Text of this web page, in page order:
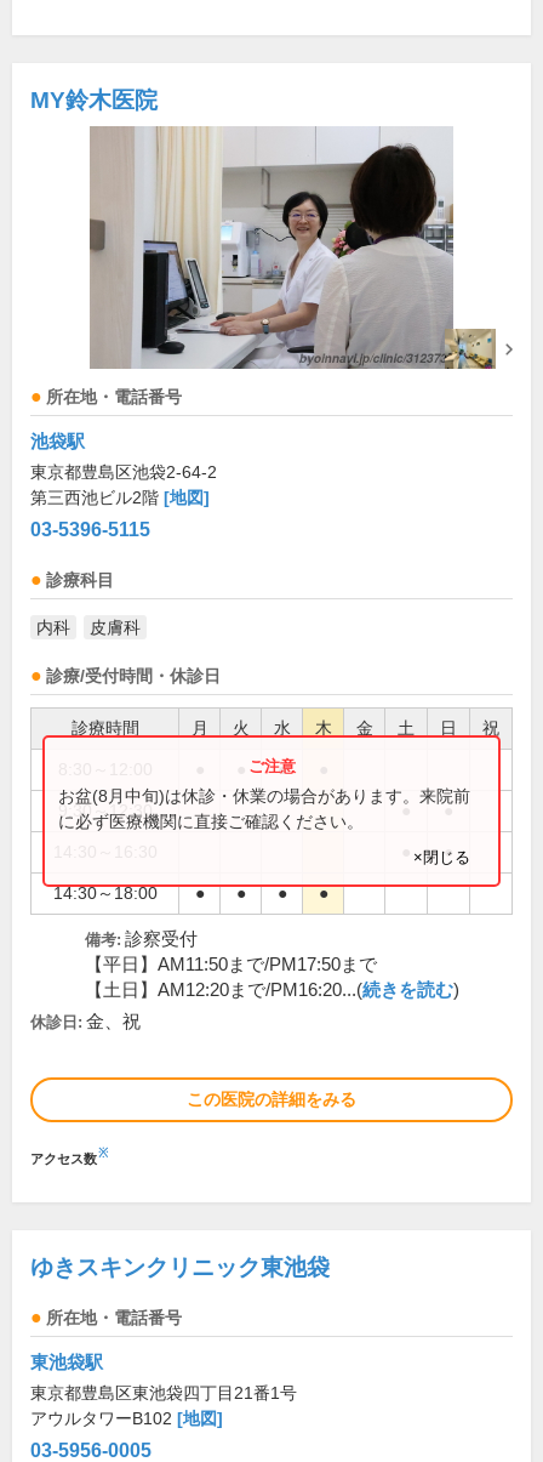
MY鈴木医院
所在地・電話番号
池袋駅
東京都豊島区池袋2-64-2
第三西池ビル2階 [地図]
03-5396-5115
診療科目
内科 皮膚科
診療/受付時間・休診日
診療時間 月 火 水 木 金 土 日 祝
●
9:30～12:30 ● ●
●
14:30～18:00 ● ● ● ●
お盆(8月中旬)は休診・休業の場合があります。来院前
に必ず医療機関に直接ご確認ください。
×閉じる
備考: 診察受付
【平日】AM11:50まで/PM17:50まで
【土日】AM12:20まで/PM16:20...(続きを読む)
休診日: 金、祝
この医院の詳細をみる
アクセス数※
ゆきスキンクリニック東池袋
所在地・電話番号
東池袋駅
東京都豊島区東池袋四丁目21番1号
アウルタワーB102 [地図]
03-5956-0005